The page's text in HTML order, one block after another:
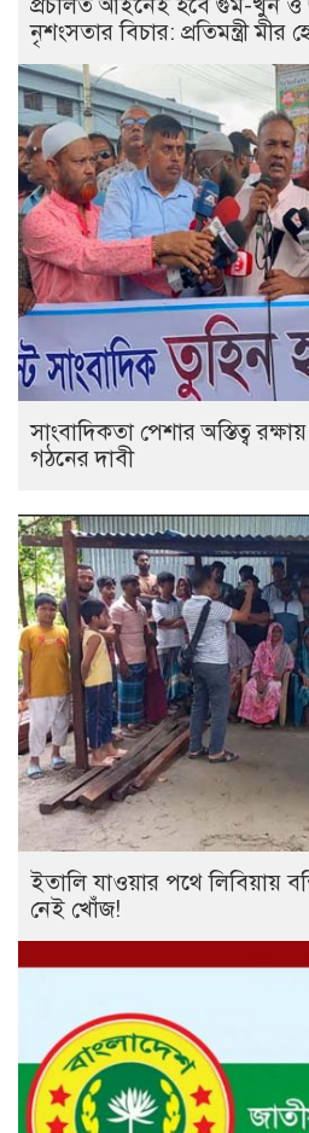
প্রচলিত আইনেই হবে গুম-খুন ও
নৃশংসতার বিচার: প্রতিমন্ত্রী মীর
সাংবাদিকতা পেশার অস্তিত্ব
গঠনের দাবী
ইতালি যাওয়ার পথে লিবিয়ায়
নেই খোঁজ!